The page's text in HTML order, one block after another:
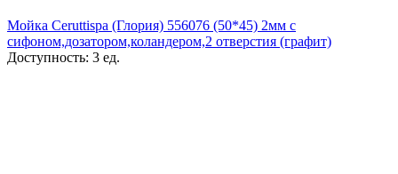
Мойка Ceruttispa (Глория) 556076 (50*45) 2мм с
сифоном,дозатором,коландером,2 отверстия (графит)
Доступность: 3 ед.